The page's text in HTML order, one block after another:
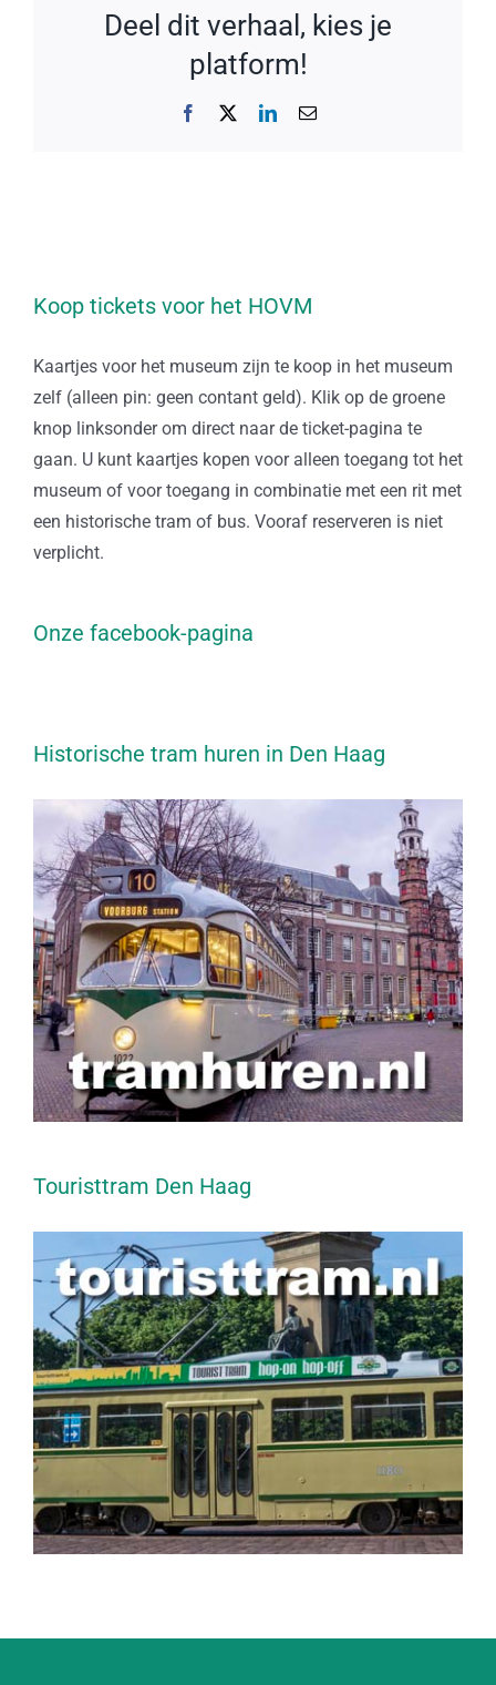
Deel dit verhaal, kies je
platform!
Facebook LinkedIn
E-
Koop tickets voor het HOVM
Kaartjes voor het museum zijn te koop in het museum
zelf (alleen pin: geen contant geld). Klik op de groene
knop linksonder om direct naar de ticket-pagina te
gaan. U kunt kaartjes kopen voor alleen toegang tot het
museum of voor toegang in combinatie met een rit met
een historische tram of bus. Vooraf reserveren is niet
verplicht.
Onze facebook-pagina
Historische tram huren in Den Haag
Touristtram Den Haag